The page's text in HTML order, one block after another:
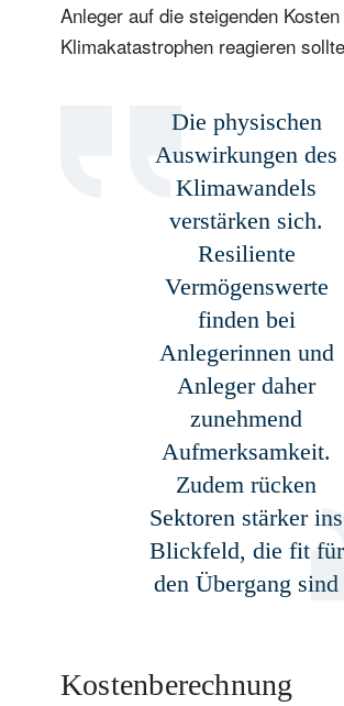
Anleger auf die steigenden
Klimakatastrophen reagieren
Die physischen
Auswirkungen des
Klimawandels
verstärken sich.
Resiliente
Vermögenswerte
finden bei
Anlegerinnen und
Anleger daher
zunehmend
Aufmerksamkeit.
Zudem rücken
Sektoren stärker ins
Blickfeld, die fit für
den Übergang sind
Kostenberechnung